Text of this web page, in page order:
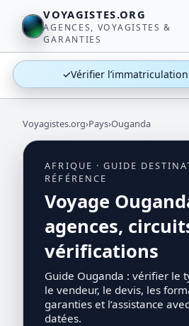
VOYAGISTES.ORG
AGENCES, VOYAGISTES &
GARANTIES
✓Vérifier
Voyagistes.org›Pays›Ouganda
AFRIQUE · GUIDE
RÉFÉRENCE
Voyage
agences,
vérifications
Guide Ouganda : vérifier le
le vendeur, le devis, les
garanties et l’assistance
datées.